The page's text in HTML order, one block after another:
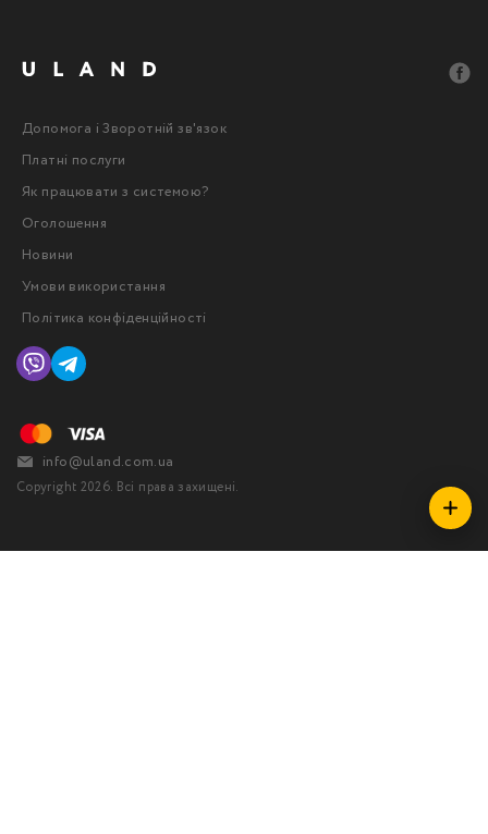
Copyright 2026. Всі права захищені.
Допомога і Зворотній зв'язок
Платні послуги
Як працювати з системою?
Оголошення
Новини
Умови використання
Політика конфіденційності
info@uland.com.ua